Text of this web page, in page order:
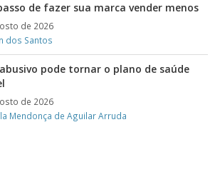
de fazer sua marca vender menos
de 2026
dos Santos
pode tornar o plano de saúde
de 2026
Mendonça de Aguilar Arruda